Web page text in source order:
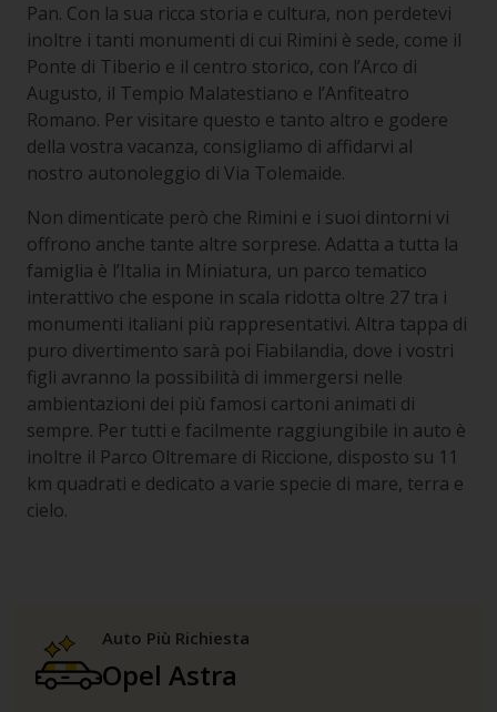
Pan. Con la sua ricca storia e cultura, non perdetevi
inoltre i tanti monumenti di cui Rimini è sede, come il
Ponte di Tiberio e il centro storico, con l’Arco di
Augusto, il Tempio Malatestiano e l’Anfiteatro
Romano. Per visitare questo e tanto altro e godere
della vostra vacanza, consigliamo di affidarvi al
nostro autonoleggio di Via Tolemaide.
Non dimenticate però che Rimini e i suoi dintorni vi
offrono anche tante altre sorprese. Adatta a tutta la
famiglia è l’Italia in Miniatura, un parco tematico
interattivo che espone in scala ridotta oltre 27 tra i
monumenti italiani più rappresentativi. Altra tappa di
puro divertimento sarà poi Fiabilandia, dove i vostri
figli avranno la possibilità di immergersi nelle
ambientazioni dei più famosi cartoni animati di
sempre. Per tutti e facilmente raggiungibile in auto è
inoltre il Parco Oltremare di Riccione, disposto su 11
km quadrati e dedicato a varie specie di mare, terra e
cielo.
Auto Più Richiesta
Opel Astra